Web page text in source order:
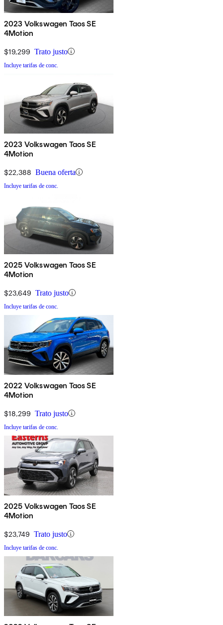
2023 Volkswagen Taos SE
4Motion
$19,299 Trato justo
Incluye tarifas de conc.
2023 Volkswagen Taos SE
4Motion
$22,388 Buena oferta
Incluye tarifas de conc.
2025 Volkswagen Taos SE
4Motion
$23,649 Trato justo
Incluye tarifas de conc.
2022 Volkswagen Taos SE
4Motion
$18,299 Trato justo
Incluye tarifas de conc.
2025 Volkswagen Taos SE
4Motion
$23,749 Trato justo
Incluye tarifas de conc.